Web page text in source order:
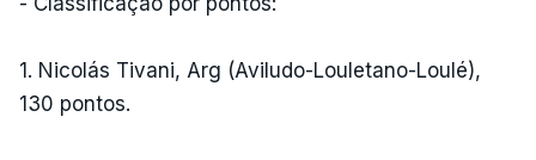
1. Nicolás Tivani, Arg (Aviludo-Louletano-Loulé),
130 pontos.